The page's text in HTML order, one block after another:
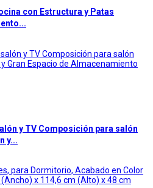
con Estructura y Patas
y TV Composición para salón
y...